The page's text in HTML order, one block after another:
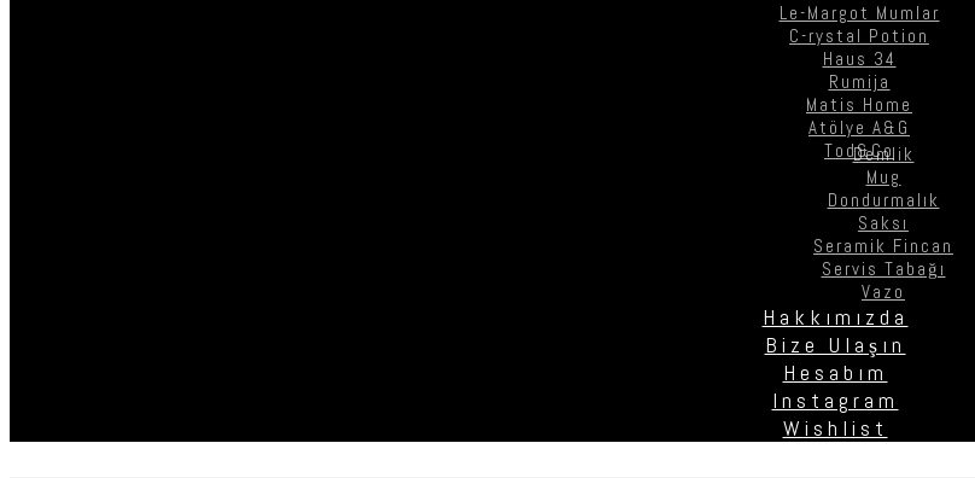
Le-Margot Mumlar
C-rystal Potion
Haus 34
Rumija
Matis Home
Atölye A&G
Tod&Co
Demlik
Mug
Dondurmalık
Saksı
Seramik Fincan
Servis Tabağı
Vazo
Hakkımızda
Bize Ulaşın
Hesabım
Instagram
Wishlist